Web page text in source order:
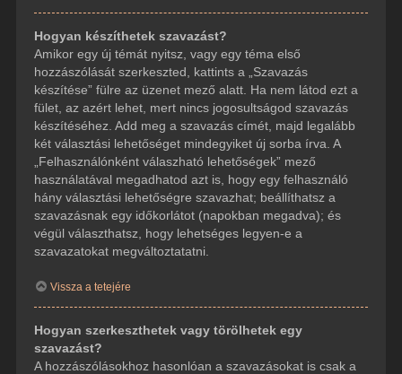
Hogyan készíthetek szavazást?
Amikor egy új témát nyitsz, vagy egy téma első
hozzászólását szerkeszted, kattints a „Szavazás
készítése” fülre az üzenet mező alatt. Ha nem látod ezt a
fület, az azért lehet, mert nincs jogosultságod szavazás
készítéséhez. Add meg a szavazás címét, majd legalább
két választási lehetőséget mindegyiket új sorba írva. A
„Felhasználónként válaszható lehetőségek” mező
használatával megadhatod azt is, hogy egy felhasználó
hány választási lehetőségre szavazhat; beállíthatsz a
szavazásnak egy időkorlátot (napokban megadva); és
végül választhatsz, hogy lehetséges legyen-e a
szavazatokat megváltoztatatni.
Vissza a tetejére
Hogyan szerkeszthetek vagy törölhetek egy
szavazást?
A hozzászólásokhoz hasonlóan a szavazásokat is csak a